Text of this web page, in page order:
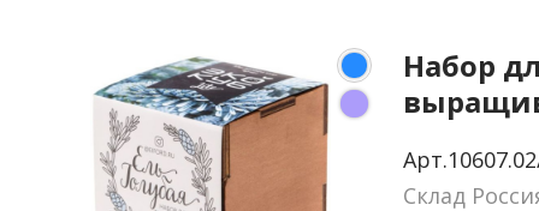
Набор
голубая
Склад